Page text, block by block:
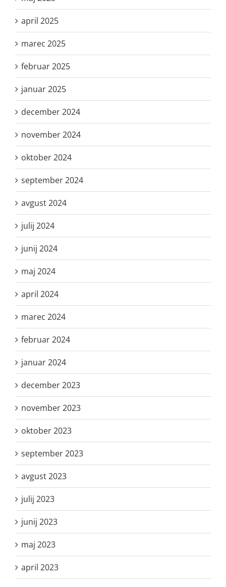
april 2025
marec 2025
februar 2025
januar 2025
december 2024
november 2024
oktober 2024
september 2024
avgust 2024
julij 2024
junij 2024
maj 2024
april 2024
marec 2024
februar 2024
januar 2024
december 2023
november 2023
oktober 2023
september 2023
avgust 2023
julij 2023
junij 2023
maj 2023
april 2023